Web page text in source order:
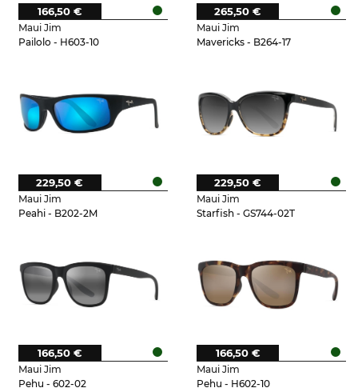
Maui Jim
Pailolo - H603-10
166,50 €
Maui Jim
Mavericks - B264-17
265,50 €
Maui Jim
Peahi - B202-2M
229,50 €
Maui Jim
Starfish - GS744-02T
229,50 €
Maui Jim
Pehu - 602-02
166,50 €
Maui Jim
Pehu - H602-10
166,50 €